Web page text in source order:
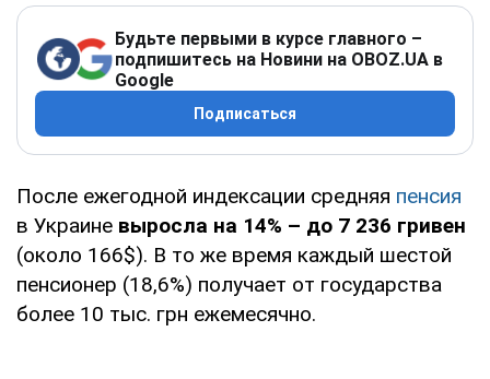
Будьте первыми в курсе главного –
подпишитесь на Новини на OBOZ.UA в
Google
Подписаться
После ежегодной индексации средняя пенсия
в Украине выросла на 14% – до 7 236 гривен
(около 166$). В то же время каждый шестой
пенсионер (18,6%) получает от государства
более 10 тыс. грн ежемесячно.